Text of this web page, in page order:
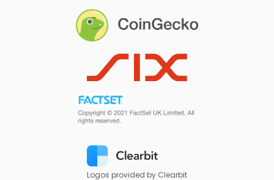
Logos provided by Clearbit